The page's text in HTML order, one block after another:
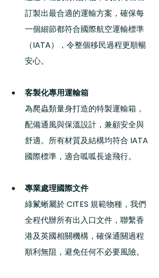
訂製出最合適的運輸方案，確保每
一個細節都符合國際航空運輸標準
（IATA），令整個移民過程更順暢
安心。
客製化專用運輸箱
為爬蟲類量身打造的特製運輸箱，
配備通風與保溫設計，兼顧安全與
舒適。所有材質及結構均符合 IATA
國際標準，適合呱呱長途飛行。
專業處理國際文件
綠鬣蜥屬於 CITES 規範物種，我們
全程代辦所有出入口文件，聯繫香
港及英國相關機構，確保通關過程
順利無阻，避免任何不必要風險。